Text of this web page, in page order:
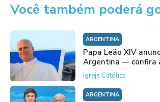
Você também poderá
ARGENTINA
Papa Leão XIV
Argentina — confira
Igreja Católica
ARGENTINA